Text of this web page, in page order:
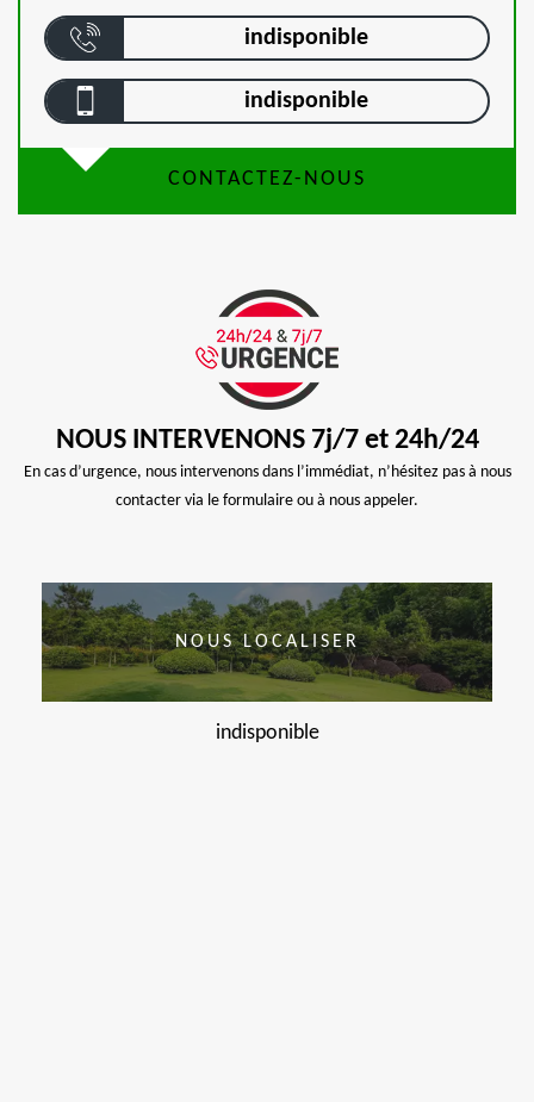
indisponible
indisponible
CONTACTEZ-NOUS
NOUS INTERVENONS 7j/7 et 24h/24
En cas d’urgence, nous intervenons dans l’immédiat, n’hésitez pas à nous
contacter via le formulaire ou à nous appeler.
NOUS LOCALISER
indisponible